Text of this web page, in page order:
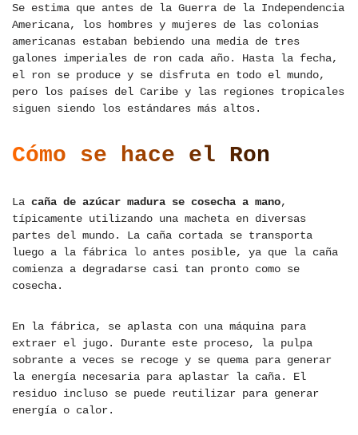
Se estima que antes de la Guerra de la Independencia
Americana, los hombres y mujeres de las colonias
americanas estaban bebiendo una media de tres
galones imperiales de ron cada año. Hasta la fecha,
el ron se produce y se disfruta en todo el mundo,
pero los países del Caribe y las regiones tropicales
siguen siendo los estándares más altos.
Cómo se hace el Ron
La caña de azúcar madura se cosecha a mano,
típicamente utilizando una macheta en diversas
partes del mundo. La caña cortada se transporta
luego a la fábrica lo antes posible, ya que la caña
comienza a degradarse casi tan pronto como se
cosecha.
En la fábrica, se aplasta con una máquina para
extraer el jugo. Durante este proceso, la pulpa
sobrante a veces se recoge y se quema para generar
la energía necesaria para aplastar la caña. El
residuo incluso se puede reutilizar para generar
energía o calor.